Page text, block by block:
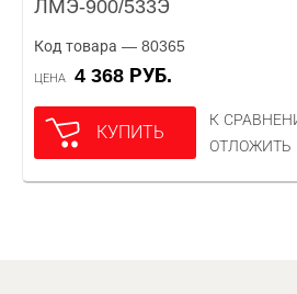
ЛМЭ-900/533Э
Код товара — 80365
ЦЕНА 4 368 РУБ.
КУПИТЬ
К
ОТЛОЖИТЬ